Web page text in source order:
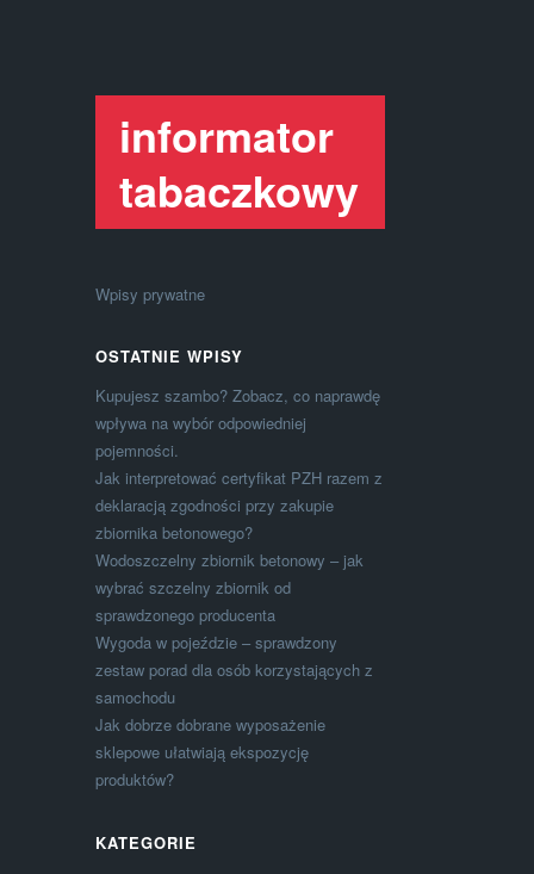
informator
tabaczkowy
Wpisy prywatne
OSTATNIE WPISY
Kupujesz szambo? Zobacz, co naprawdę
wpływa na wybór odpowiedniej
pojemności.
Jak interpretować certyfikat PZH razem z
deklaracją zgodności przy zakupie
zbiornika betonowego?
Wodoszczelny zbiornik betonowy – jak
wybrać szczelny zbiornik od
sprawdzonego producenta
Wygoda w pojeździe – sprawdzony
zestaw porad dla osób korzystających z
samochodu
Jak dobrze dobrane wyposażenie
sklepowe ułatwiają ekspozycję
produktów?
KATEGORIE